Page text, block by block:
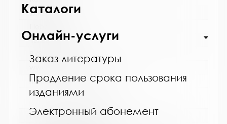
Каталоги
Онлайн-услуги
Заказ литературы
Продление срока пользования
изданиями
Электронный абонемент
Улица, дом:
Телефон:
8 (81553) 3-35-48
https://bibliokinder.kulturu.ru
Название библиотеки: